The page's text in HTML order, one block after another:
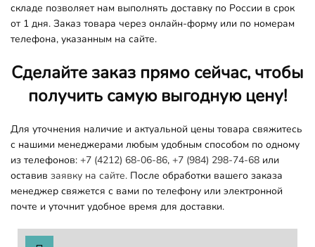
складе позволяет нам выполнять доставку по России в срок
от 1 дня. Заказ товара через онлайн-форму или по номерам
телефона, указанным на сайте.
Сделайте заказ прямо сейчас, чтобы
получить самую выгодную цену!
Для уточнения наличие и актуальной цены товара свяжитесь
с нашими менеджерами любым удобным способом по одному
из телефонов: +7 (4212) 68-06-86, +7 (984) 298-74-68 или
оставив заявку на сайте. После обработки вашего заказа
менеджер свяжется с вами по телефону или электронной
почте и уточнит удобное время для доставки.